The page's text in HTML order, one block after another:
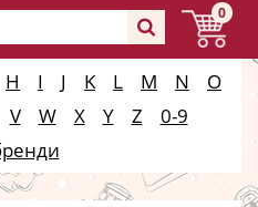
0
H I J K L M N
O
V W X Y Z
0-9